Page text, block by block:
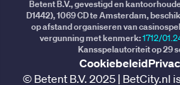
Betent B.V., gevestigd en
D1442), 1069 CD te Amsterdam,
op afstand organiseren van
vergunning met kenmerk:1712/
Kansspelautoriteit op 29
Cookiebeleid
© Betent B.V. 2025 | BetCity.nl